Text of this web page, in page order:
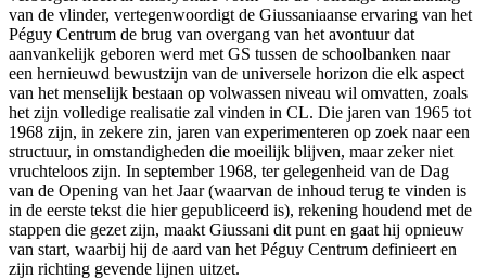
van de vlinder, vertegenwoordigt de Giussaniaanse ervaring van het
Péguy Centrum de brug van overgang van het avontuur dat
aanvankelijk geboren werd met GS tussen de schoolbanken naar
een hernieuwd bewustzijn van de universele horizon die elk aspect
van het menselijk bestaan op volwassen niveau wil omvatten, zoals
het zijn volledige realisatie zal vinden in CL. Die jaren van 1965 tot
1968 zijn, in zekere zin, jaren van experimenteren op zoek naar een
structuur, in omstandigheden die moeilijk blijven, maar zeker niet
vruchteloos zijn. In september 1968, ter gelegenheid van de Dag
van de Opening van het Jaar (waarvan de inhoud terug te vinden is
in de eerste tekst die hier gepubliceerd is), rekening houdend met de
stappen die gezet zijn, maakt Giussani dit punt en gaat hij opnieuw
van start, waarbij hij de aard van het Péguy Centrum definieert en
zijn richting gevende lijnen uitzet.